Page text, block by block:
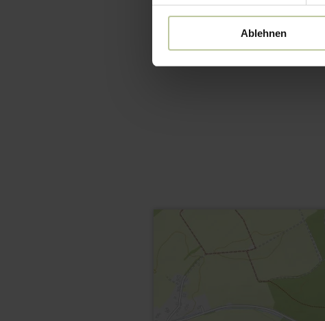
Ablehnen